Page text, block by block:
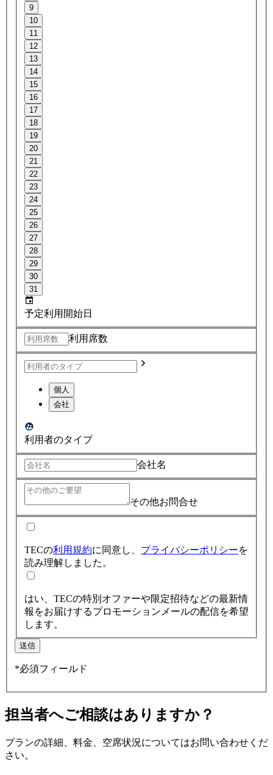
9
10
11
12
13
14
15
16
17
18
19
20
21
22
23
24
25
26
27
28
29
30
31
予定利用開始日
利用席数
個人
会社
利用者のタイプ
会社名
その他お問合せ
TECの利用規約に同意し、 プライバシーポリシーを
読み理解しました。
はい、TECの特別オファーや限定招待などの最新情
報をお届けするプロモーションメールの配信を希望
します。
送信
*必須フィールド
担当者へご相談はありますか？
プランの詳細、料金、空席状況についてはお問い合わせくだ
さい。